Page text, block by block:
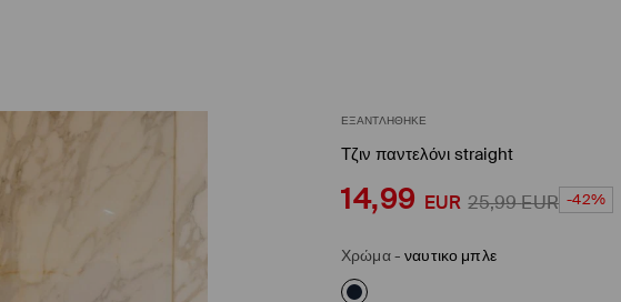
ΕΞΑΝΤΛΉΘΗΚΕ
Τζιν παντελόνι straight
14,99 EUR 25,99EUR -42%
Χρώμα-ναυτικο μπλε